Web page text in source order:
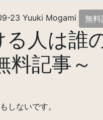
23 Yuuki Mogami 無料
人は誰
料記事～
しないです。